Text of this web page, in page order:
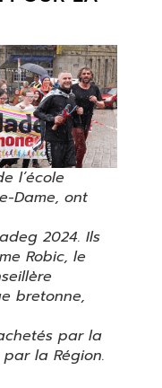
l’école
Dame, ont
2024. Ils
Robic, le
bretonne,
par la
la Région.